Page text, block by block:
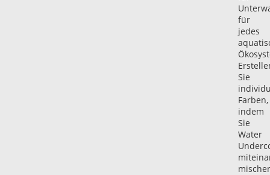
für
jedes
Sie
Farben,
indem
Sie
Water